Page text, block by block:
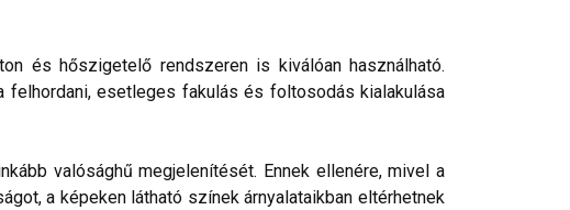
és hőszigetelő rendszeren is kiválóan használható.
esetleges fakulás és foltosodás kialakulása
valósághű megjelenítését. Ennek ellenére, mivel a
a képeken látható színek árnyalataikban eltérhetnek